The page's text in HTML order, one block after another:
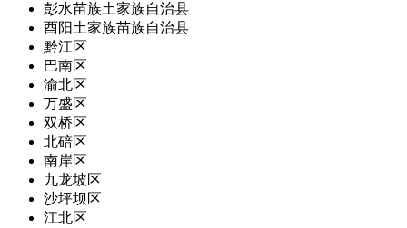
彭水苗族土家族自治县
酉阳土家族苗族自治县
黔江区
巴南区
渝北区
万盛区
双桥区
北碚区
南岸区
九龙坡区
沙坪坝区
江北区